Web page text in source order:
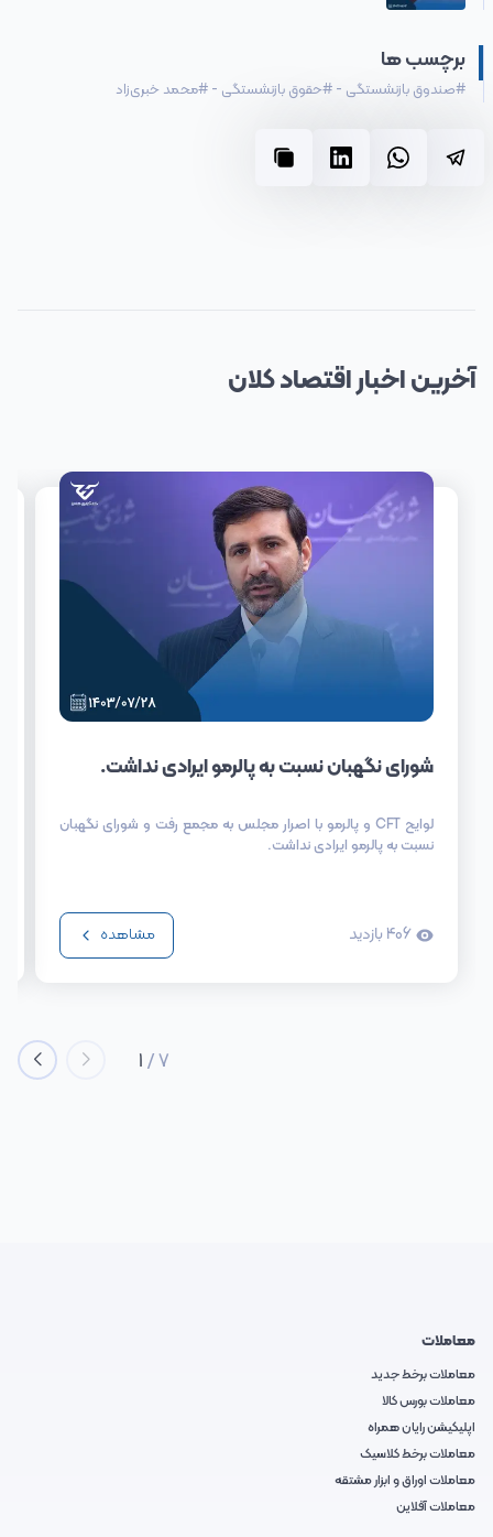
برچسب ها
#صندوق بازنشستگی -
#حقوق بازنشستگی -
#محمد خبری‌زاد
آخریناخباراقتصاد کلان
شورای نگهبان نسبت به پالرمو ایرادی نداشت.
لوایح CFT و پالرمو با اصرار مجلس به مجمع رفت و شورای نگهبان
نسبت به پالرمو ایرادی نداشت.
406 بازدید مشاهده
1/7
معاملات
معاملات برخط جدید
معاملات بورس کالا
اپلیکیشن رایان همراه
معاملات برخط کلاسیک
معاملات اوراق و ابزار مشتقه
معاملات آفلاین